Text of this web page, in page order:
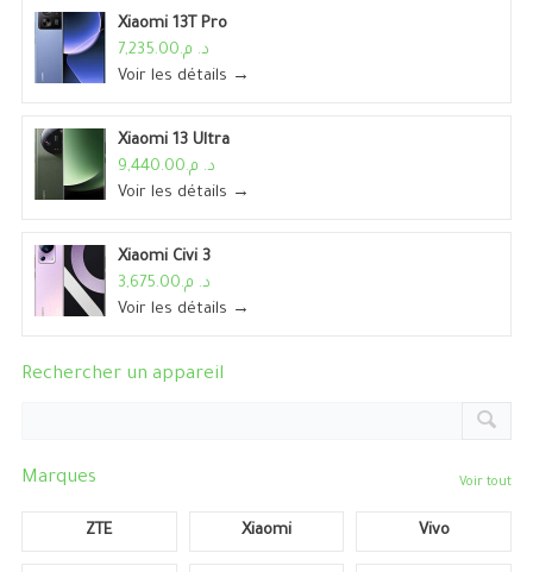
Xiaomi 13T Pro
د. م.7,235.00
Voir les détails →
Xiaomi 13 Ultra
د. م.9,440.00
Voir les détails →
Xiaomi Civi 3
د. م.3,675.00
Voir les détails →
Rechercher un appareil
Marques Voir tout
ZTE Xiaomi Vivo